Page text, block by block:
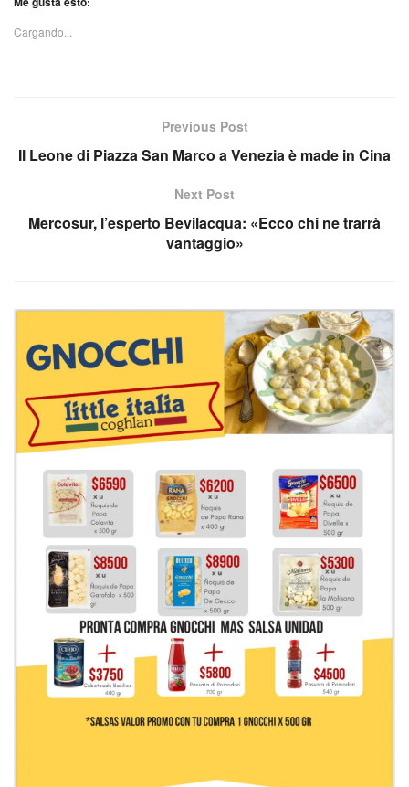
Cargando...
Previous Post
Il Leone di Piazza San Marco a Venezia è made in Cina
Next Post
Mercosur, l’esperto Bevilacqua: «Ecco chi ne trarrà
vantaggio»